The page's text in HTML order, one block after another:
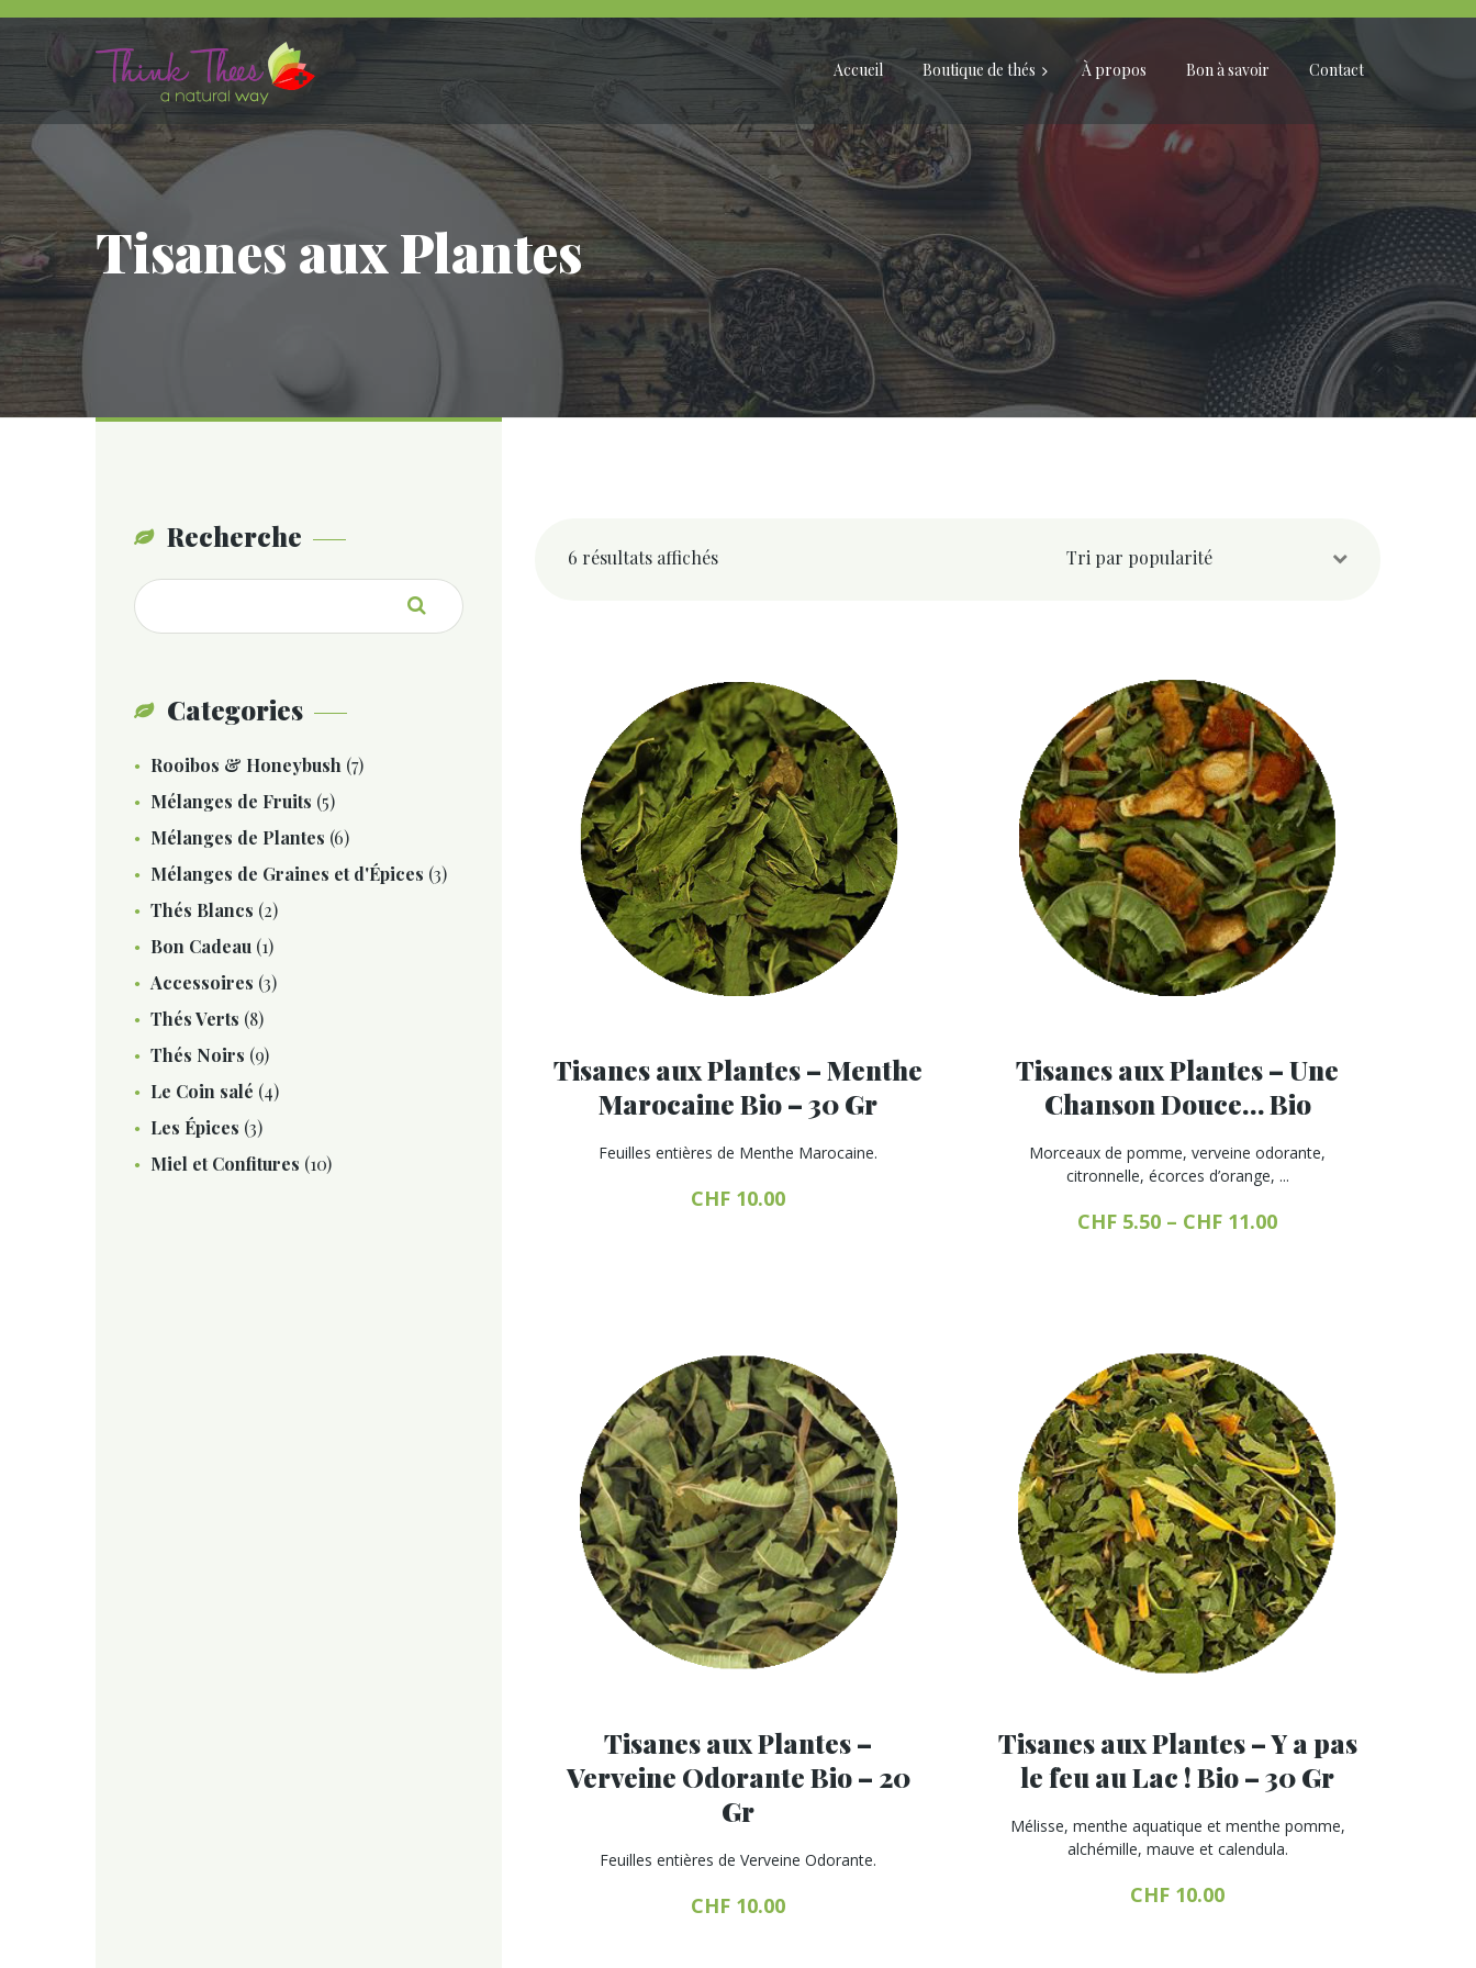
Accueil Boutique de thés À propos Bon à savoir Contact
Tisanes aux Plantes
6 résultats affichés
Tisanes aux Plantes – Menthe
Marocaine Bio – 30 Gr
Feuilles entières de Menthe Marocaine.
CHF 10.00
Tisanes aux Plantes – Une
Chanson Douce… Bio
Morceaux de pomme, verveine odorante,
citronnelle, écorces d’orange, ...
CHF 5.50 – CHF 11.00
variations.
Les
options
peuvent
être
choisies
sur
la
page
du
produit
Tisanes aux Plantes –
Verveine Odorante Bio – 20
Gr
Feuilles entières de Verveine Odorante.
CHF 10.00
Tisanes aux Plantes – Y a pas
le feu au Lac ! Bio – 30 Gr
Mélisse, menthe aquatique et menthe pomme,
alchémille, mauve et calendula.
CHF 10.00
Recherche
Recherche
pour :
Categories
Rooibos & Honeybush (7)
Mélanges de Fruits (5)
Mélanges de Plantes (6)
Mélanges de Graines et d'Épices (3)
Thés Blancs (2)
Bon Cadeau (1)
Accessoires (3)
Thés Verts (8)
Thés Noirs (9)
Le Coin salé (4)
Les Épices (3)
Miel et Confitures (10)